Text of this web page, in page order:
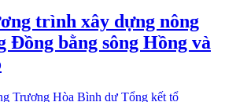
trình xây dựng nông
Đồng bằng sông Hồng và